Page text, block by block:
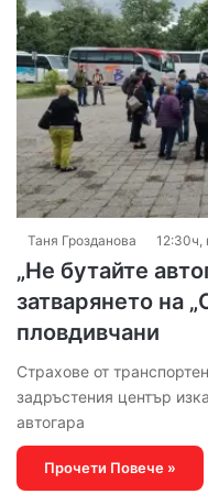
Таня Грозданова 12:30ч,
„Не бутайте
затварянето на
пловдивчани
Страхове от
задръстения център
автогара
Прочети Повече »